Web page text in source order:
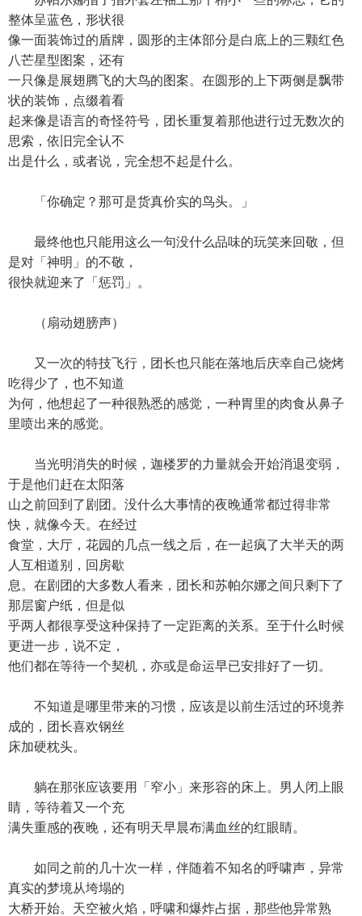
整体呈蓝色，形状很
像一面装饰过的盾牌，圆形的主体部分是白底上的三颗红色
八芒星型图案，还有
一只像是展翅腾飞的大鸟的图案。在圆形的上下两侧是飘带
状的装饰，点缀着看
起来像是语言的奇怪符号，团长重复着那他进行过无数次的
思索，依旧完全认不
出是什么，或者说，完全想不起是什么。
「你确定？那可是货真价实的鸟头。」
最终他也只能用这么一句没什么品味的玩笑来回敬，但
是对「神明」的不敬，
很快就迎来了「惩罚」。
（扇动翅膀声）
又一次的特技飞行，团长也只能在落地后庆幸自己烧烤
吃得少了，也不知道
为何，他想起了一种很熟悉的感觉，一种胃里的肉食从鼻子
里喷出来的感觉。
当光明消失的时候，迦楼罗的力量就会开始消退变弱，
于是他们赶在太阳落
山之前回到了剧团。没什么大事情的夜晚通常都过得非常
快，就像今天。在经过
食堂，大厅，花园的几点一线之后，在一起疯了大半天的两
人互相道别，回房歇
息。在剧团的大多数人看来，团长和苏帕尔娜之间只剩下了
那层窗户纸，但是似
乎两人都很享受这种保持了一定距离的关系。至于什么时候
更进一步，说不定，
他们都在等待一个契机，亦或是命运早已安排好了一切。
不知道是哪里带来的习惯，应该是以前生活过的环境养
成的，团长喜欢钢丝
床加硬枕头。
躺在那张应该要用「窄小」来形容的床上。男人闭上眼
睛，等待着又一个充
满失重感的夜晚，还有明天早晨布满血丝的红眼睛。
如同之前的几十次一样，伴随着不知名的呼啸声，异常
真实的梦境从垮塌的
大桥开始。天空被火焰，呼啸和爆炸占据，那些他异常熟